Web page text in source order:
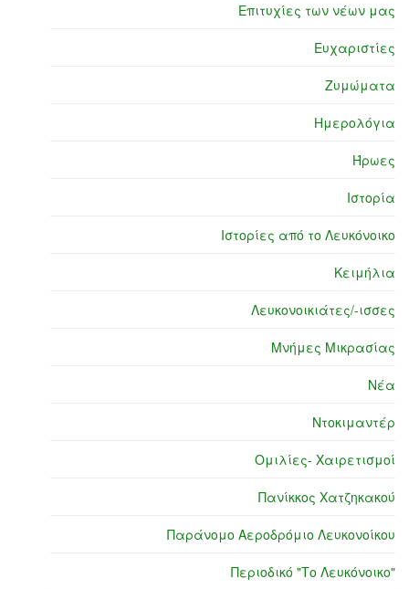
Επιτυχίες των νέων μας
Ευχαριστίες
Ζυμώματα
Ημερολόγια
Ήρωες
Ιστορία
Ιστορίες από το Λευκόνοικο
Κειμήλια
Λευκονοικιάτες/-ισσες
Μνήμες Μικρασίας
Νέα
Ντοκιμαντέρ
Ομιλίες- Χαιρετισμοί
Πανίκκος Χατζηκακού
Παράνομο Αεροδρόμιο Λευκονοίκου
Περιοδικό "Το Λευκόνοικο"